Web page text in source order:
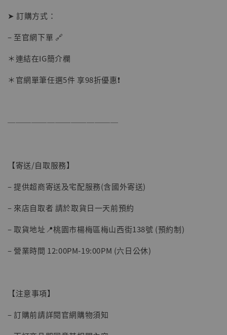
子彈飛 鵝城縣長 張麻子 [BK01]
➤ 訂購方式：
– 至官網下單 🔗
＊連結在IG簡介欄
＊官網單筆任選5件 享98折優惠❗️
──────────────
【寄送/自取服務】
– 提供超商寄送及宅配服務(含國外寄送)
– 來店自取者 請於取貨日一天前預約
– 取貨地址📍桃園市楊梅區梅山西街138號 (預約制)
– 營業時間 12:00PM-19:00PM (六日公休)
【注意事項】
– 訂購前請詳閱官網購物須知